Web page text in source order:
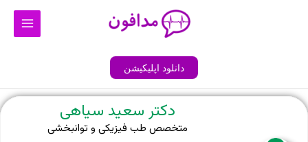
Main
دانلود اپلیکیشن
دکتر سعید سیاهی
متخصص طب فیزیکی و توانبخشی